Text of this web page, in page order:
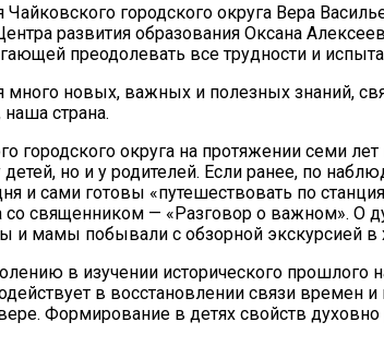
городского округа Вера
развития образования Оксана
преодолевать все трудности и
новых, важных и полезных знаний,
страна.
городского округа на протяжении семи
но и у родителей. Если ранее, по
и сами готовы «путешествовать по
священником — «Разговор о важном». О
и мамы побывали с обзорной экскурсией в
в изучении исторического
в восстановлении связи времен
Формирование в детях свойств